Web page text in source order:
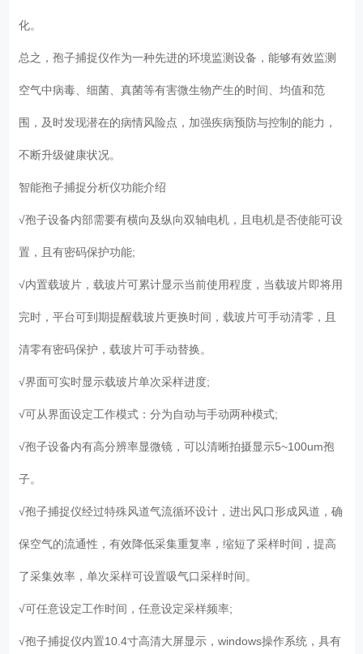
化。
总之，孢子捕捉仪作为一种先进的环境监测设备，能够有效监测
空气中病毒、细菌、真菌等有害微生物产生的时间、均值和范
围，及时发现潜在的病情风险点，加强疾病预防与控制的能力，
不断升级健康状况。
智能孢子捕捉分析仪功能介绍
√孢子设备内部需要有横向及纵向双轴电机，且电机是否使能可设
置，且有密码保护功能;
√内置载玻片，载玻片可累计显示当前使用程度，当载玻片即将用
完时，平台可到期提醒载玻片更换时间，载玻片可手动清零，且
清零有密码保护，载玻片可手动替换。
√界面可实时显示载玻片单次采样进度;
√可从界面设定工作模式：分为自动与手动两种模式;
√孢子设备内有高分辨率显微镜，可以清晰拍摄显示5~100um孢
子。
√孢子捕捉仪经过特殊风道气流循环设计，进出风口形成风道，确
保空气的流通性，有效降低采集重复率，缩短了采样时间，提高
了采集效率，单次采样可设置吸气口采样时间。
√可任意设定工作时间，任意设定采样频率;
√孢子捕捉仪内置10.4寸高清大屏显示，windows操作系统，具有